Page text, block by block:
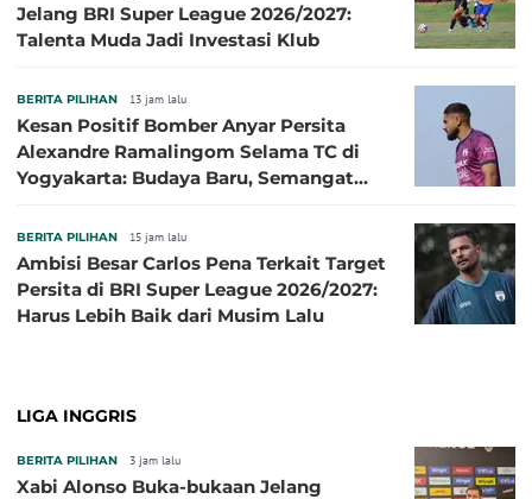
Jelang BRI Super League 2026/2027:
Talenta Muda Jadi Investasi Klub
BERITA PILIHAN 13 jam lalu
Kesan Positif Bomber Anyar Persita
Alexandre Ramalingom Selama TC di
Yogyakarta: Budaya Baru, Semangat
BERITA PILIHAN 15 jam lalu
Ambisi Besar Carlos Pena Terkait Target
Persita di BRI Super League 2026/2027:
Harus Lebih Baik dari Musim Lalu
LIGA INGGRIS
BERITA PILIHAN 3 jam lalu
Xabi Alonso Buka-bukaan Jelang